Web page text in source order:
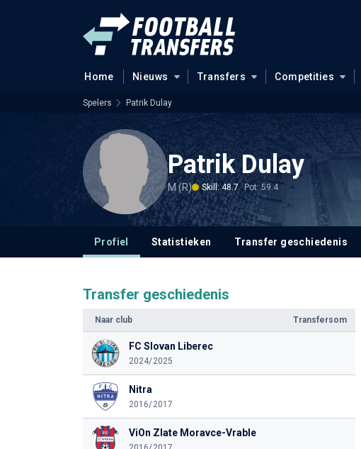
Home Nieuws Transfers Competities
Spelers Patrik Dulay
Patrik Dulay
M (R) Skill: 48.7 Pot: 59.4
Profiel Statistieken Transfer geschiedenis
Transfer geschiedenis
Naar club Transfersom
FC Slovan Liberec
2024/2025
Nitra
2016/2017
ViOn Zlate Moravce-Vrable